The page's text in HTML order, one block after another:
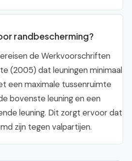
randbescherming?
de Werkvoorschriften
(2005) dat leuningen minimaal
een maximale tussenruimte
bovenste leuning en een
leuning. Dit zorgt ervoor dat
zijn tegen valpartijen.